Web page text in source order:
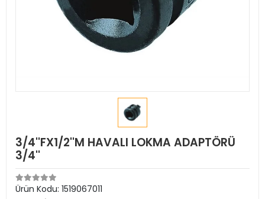
3/4''FX1/2''M HAVALI LOKMA ADAPTÖRÜ
3/4''
Ürün Kodu: 1519067011